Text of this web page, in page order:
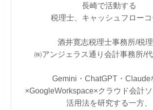
長崎で活動する
税理士、キャッシュフロー
酒井寛志税理士事務所/税
㈱アンジェラス通り会計事務所/
Gemini・ChatGPT・Claude
×GoogleWorkspace×クラウド会計
活用法を研究する一方、